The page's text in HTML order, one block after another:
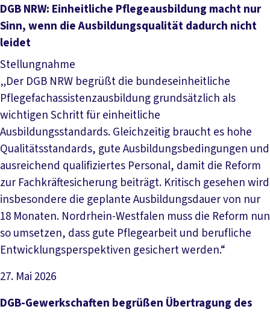
Datei herunterladen
DGB NRW: Einheitliche Pflegeausbildung macht nur
Sinn, wenn die Ausbildungsqualität dadurch nicht
leidet
Stellungnahme
„Der DGB NRW begrüßt die bundeseinheitliche
Pflegefachassistenzausbildung grundsätzlich als
wichtigen Schritt für einheitliche
Ausbildungsstandards. Gleichzeitig braucht es hohe
Qualitätsstandards, gute Ausbildungsbedingungen und
ausreichend qualifiziertes Personal, damit die Reform
zur Fachkräftesicherung beiträgt. Kritisch gesehen wird
insbesondere die geplante Ausbildungsdauer von nur
18 Monaten. Nordrhein-Westfalen muss die Reform nun
so umsetzen, dass gute Pflegearbeit und berufliche
Entwicklungsperspektiven gesichert werden.“
27. Mai 2026
Datei herunterladen
DGB-Gewerkschaften begrüßen Übertragung des